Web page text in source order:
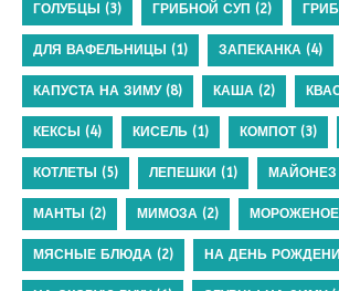
ГОЛУБЦЫ (3) ГРИБНОЙ СУП (2)
ДЛЯ ВАФЕЛЬНИЦЫ (1) ЗАПЕКАНКА (4)
КАПУСТА НА ЗИМУ(8) КАША (2)
КЕКСЫ (4) КИСЕЛЬ (1) КОМПОТ(3)
КОТЛЕТЫ (5) ЛЕПЕШКИ (1) МАЙОНЕЗ
МАНТЫ (2) МИМОЗА (2) МОРОЖЕНОЕ
МЯСНЫЕ БЛЮДА (2) НА ДЕНЬ